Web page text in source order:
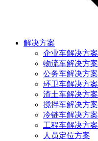
解决方案
企业车解决方案
物流车解决方案
公务车解决方案
环卫车解决方案
渣土车解决方案
搅拌车解决方案
冷链车解决方案
工程车解决方案
人员定位方案